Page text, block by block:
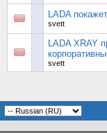
LADA
svett
LADA XRAY
svett